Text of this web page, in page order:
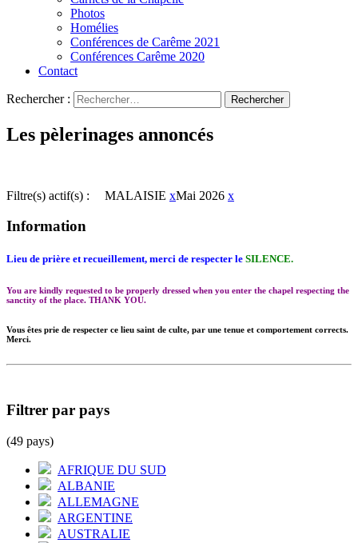
Photos
Homélies
Conférences de Carême 2021
Conférences Carême 2020
Contact
Rechercher :
Les pèlerinages annoncés
Filtre(s) actif(s) : MALAISIE xMai 2026 x
Information
Lieu de prière et recueillement, merci de respecter le SILENCE.
You are kindly requested to be properly dressed when you enter the chapel respecting the
sanctity of the place. THANK YOU.
Vous êtes prie de respecter ce lieu saint de culte, par une tenue et comportement corrects.
Merci.
Filtrer par pays
(49 pays)
AFRIQUE DU SUD
ALBANIE
ALLEMAGNE
ARGENTINE
AUSTRALIE